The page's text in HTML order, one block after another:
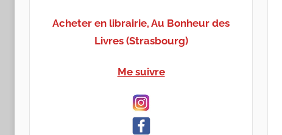
Acheter en librairie, Au Bonheur des
Livres (Strasbourg)
Me suivre